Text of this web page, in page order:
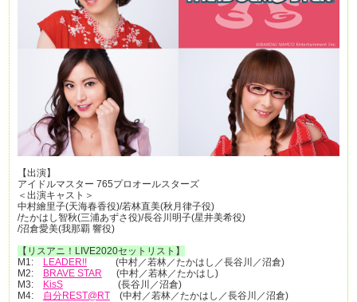
【出演】
アイドルマスター 765プロオールスターズ
＜出演キャスト＞
中村繪里子(天海春香役)/若林直美(秋月律子役)
/たかはし智秋(三浦あずさ役)/長谷川明子(星井美希役)
/沼倉愛美(我那覇 響役)
【リスアニ！LIVE2020セットリスト】
M1: LEADER!!(中村／若林／たかはし／長谷川／沼倉)
M2: BRAVE STAR (中村／若林／たかはし)
M3: KisS(長谷川／沼倉)
M4: 自分REST@RT(中村／若林／たかはし／長谷川／沼倉)